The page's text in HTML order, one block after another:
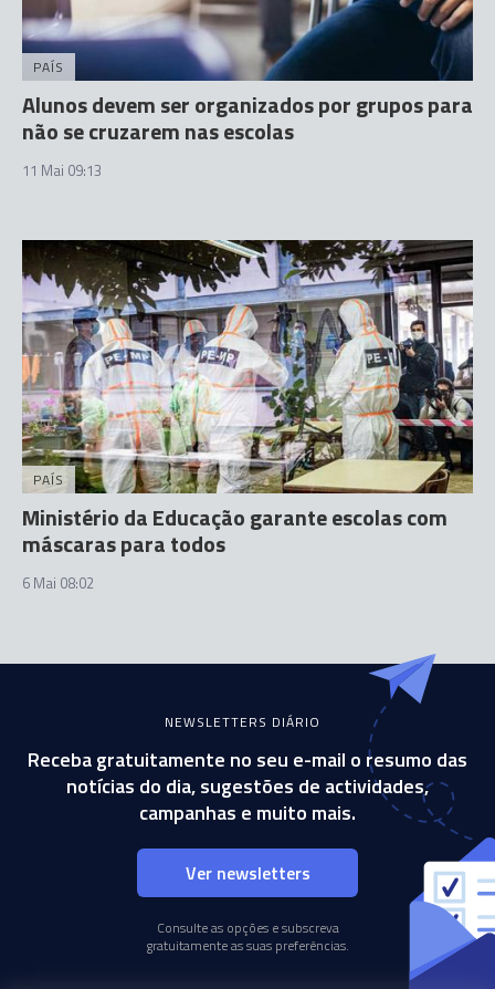
PAÍS
Alunos devem ser organizados por grupos para
não se cruzarem nas escolas
11 Mai 09:13
PAÍS
Ministério da Educação garante escolas com
máscaras para todos
6 Mai 08:02
NEWSLETTERS DIÁRIO
Receba gratuitamente no seu e-mail o resumo das
notícias do dia, sugestões de actividades,
campanhas e muito mais.
Ver newsletters
Consulte as opções e subscreva
gratuitamente as suas preferências.